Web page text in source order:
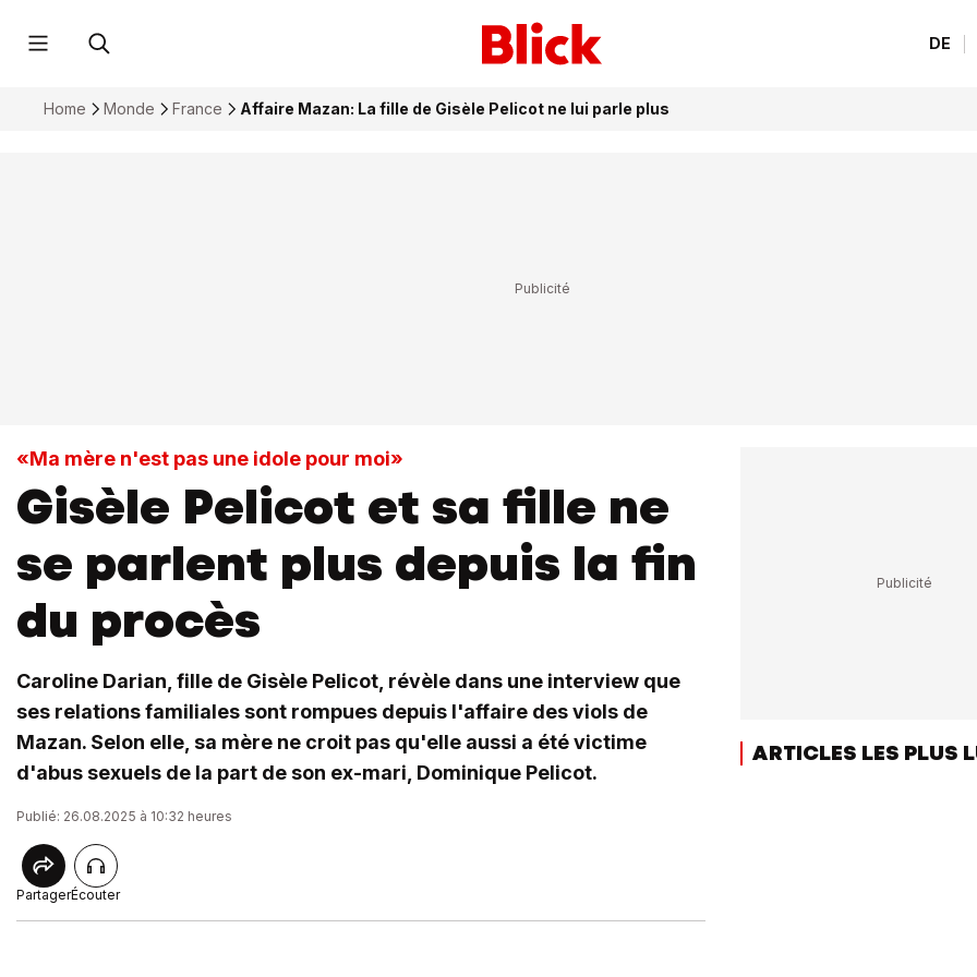
DE
Home Monde France Affaire Mazan: La fille de Gisèle Pelicot ne lui parle plus
«Ma mère n'est pas une idole pour moi»
Gisèle Pelicot et sa fille ne
se parlent plus depuis la fin
du procès
Caroline Darian, fille de Gisèle Pelicot, révèle dans une interview que
ses relations familiales sont rompues depuis l'affaire des viols de
Mazan. Selon elle, sa mère ne croit pas qu'elle aussi a été victime
d'abus sexuels de la part de son ex-mari, Dominique Pelicot.
Publié: 26.08.2025 à 10:32 heures
PartagerÉcouter
ARTICLES LES PLUS